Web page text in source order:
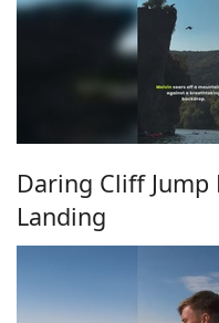
Daring Cliff Jump
Landing